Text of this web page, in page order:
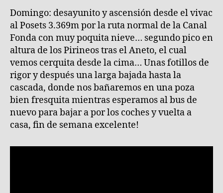
Domingo: desayunito y ascensión desde el vivac
al Posets 3.369m por la ruta normal de la Canal
Fonda con muy poquita nieve… segundo pico en
altura de los Pirineos tras el Aneto, el cual
vemos cerquita desde la cima… Unas fotillos de
rigor y después una larga bajada hasta la
cascada, donde nos bañaremos en una poza
bien fresquita mientras esperamos al bus de
nuevo para bajar a por los coches y vuelta a
casa, fin de semana excelente!